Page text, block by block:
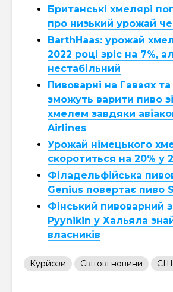
Британські хмелярі
про низький урожай
BarthHaas: урожай
2022 році зріс на 7%,
нестабільний
Пивоварні на Гаваях
зможуть варити пиво
хмелем завдяки
Airlines
Урожай німецького
скоротиться на 20% у
Філадельфійська
Genius повертає пиво
Фінський пивоварний
Pyynikin у Хальяла
власників
Курйози Світові новини